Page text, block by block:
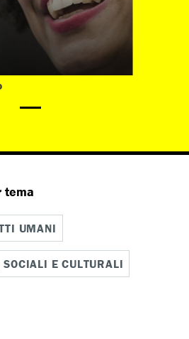
tema
UMANI
E CULTURALI